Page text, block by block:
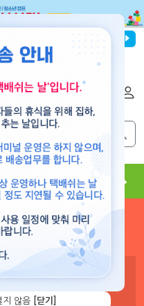
파이디온선교회
현수막 콘텐츠
로그인 하시면 보유 캐쉬 확
니다.
지 않음 [닫기]